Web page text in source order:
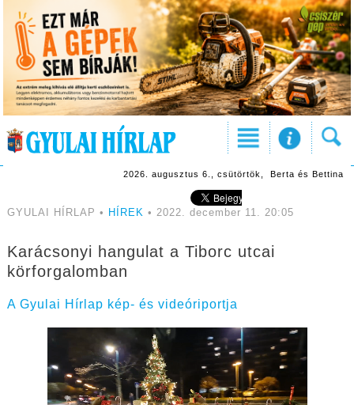
2026. augusztus 6., csütörtök, Berta és Bettina
GYULAI HÍRLAP • HÍREK • 2022. december 11. 20:05
Karácsonyi hangulat a Tiborc utcai
körforgalomban
A Gyulai Hírlap kép- és videóriportja